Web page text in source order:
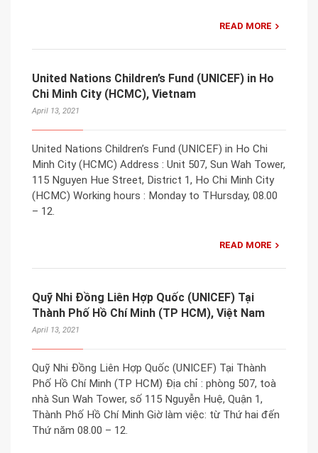
READ MORE
United Nations Children’s Fund (UNICEF) in Ho
Chi Minh City (HCMC), Vietnam
April 13, 2021
United Nations Children’s Fund (UNICEF) in Ho Chi
Minh City (HCMC) Address : Unit 507, Sun Wah Tower,
115 Nguyen Hue Street, District 1, Ho Chi Minh City
(HCMC) Working hours : Monday to THursday, 08.00
– 12.
READ MORE
Quỹ Nhi Đồng Liên Hợp Quốc (UNICEF) Tại
Thành Phố Hồ Chí Minh (TP HCM), Việt Nam
April 13, 2021
Quỹ Nhi Đồng Liên Hợp Quốc (UNICEF) Tại Thành
Phố Hồ Chí Minh (TP HCM) Địa chỉ : phòng 507, toà
nhà Sun Wah Tower, số 115 Nguyễn Huệ, Quận 1,
Thành Phố Hồ Chí Minh Giờ làm việc: từ Thứ hai đến
Thứ năm 08.00 – 12.